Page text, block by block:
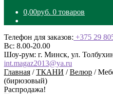
0,00руб. 0 товаров
Телефон для заказов: +375 29
Вс: 8.00-20.00
Шоу-рум: г. Минск, ул.
int.magaz2013@ya.ru
Главная /ТКАНИ /Велюр /
(бирюзовый)
Распродажа!